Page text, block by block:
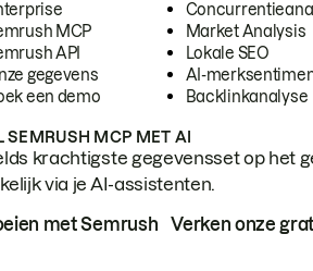
MCP
API
gegevens
een demo
Market Analysis
Lokale SEO
AI-
Backlinkanalyse
SEMRUSH MCP MET AI
krachtigste gegevensset op het
via je AI-assistenten.
met Semrush Verken onze